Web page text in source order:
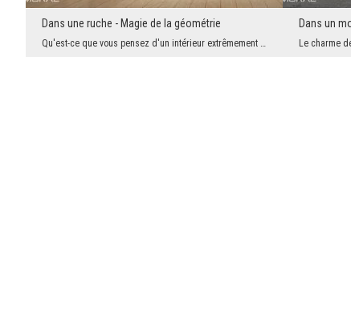
Dans une ruche - Magie de la géométrie
Qu'est-ce que vous pensez d'un intérieur extrêmement confortable? Où vous pourrez vous détendre e...
Dans un